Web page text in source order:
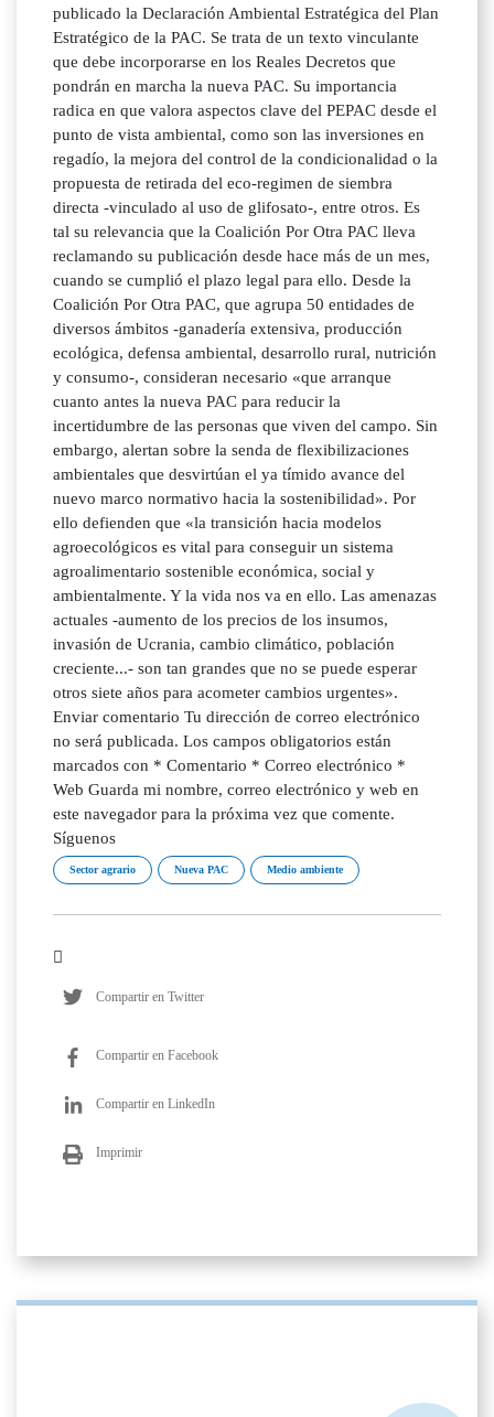
publicado la Declaración Ambiental Estratégica del Plan
Estratégico de la PAC. Se trata de un texto vinculante
que debe incorporarse en los Reales Decretos que
pondrán en marcha la nueva PAC. Su importancia
radica en que valora aspectos clave del PEPAC desde el
punto de vista ambiental, como son las inversiones en
regadío, la mejora del control de la condicionalidad o la
propuesta de retirada del eco-regimen de siembra
directa -vinculado al uso de glifosato-, entre otros. Es
tal su relevancia que la Coalición Por Otra PAC lleva
reclamando su publicación desde hace más de un mes,
cuando se cumplió el plazo legal para ello. Desde la
Coalición Por Otra PAC, que agrupa 50 entidades de
diversos ámbitos -ganadería extensiva, producción
ecológica, defensa ambiental, desarrollo rural, nutrición
y consumo-, consideran necesario «que arranque
cuanto antes la nueva PAC para reducir la
incertidumbre de las personas que viven del campo. Sin
embargo, alertan sobre la senda de flexibilizaciones
ambientales que desvirtúan el ya tímido avance del
nuevo marco normativo hacia la sostenibilidad». Por
ello defienden que «la transición hacia modelos
agroecológicos es vital para conseguir un sistema
agroalimentario sostenible económica, social y
ambientalmente. Y la vida nos va en ello. Las amenazas
actuales -aumento de los precios de los insumos,
invasión de Ucrania, cambio climático, población
creciente...- son tan grandes que no se puede esperar
otros siete años para acometer cambios urgentes».
Enviar comentario Tu dirección de correo electrónico
no será publicada. Los campos obligatorios están
marcados con * Comentario * Correo electrónico *
Web Guarda mi nombre, correo electrónico y web en
este navegador para la próxima vez que comente.
Síguenos
Sector agrario Nueva PAC Medio ambiente
Compartir en Twitter
Compartir en Facebook
Compartir en LinkedIn
Imprimir